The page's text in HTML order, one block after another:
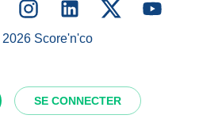
SE CONNECTER
2026Score'n'co